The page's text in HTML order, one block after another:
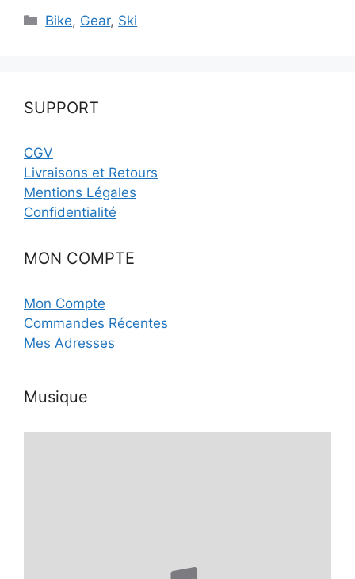
Catégories
Bike, Gear, Ski
SUPPORT
CGV
Livraisons et Retours
Mentions Légales
Confidentialité
MON COMPTE
Mon Compte
Commandes Récentes
Mes Adresses
Musique